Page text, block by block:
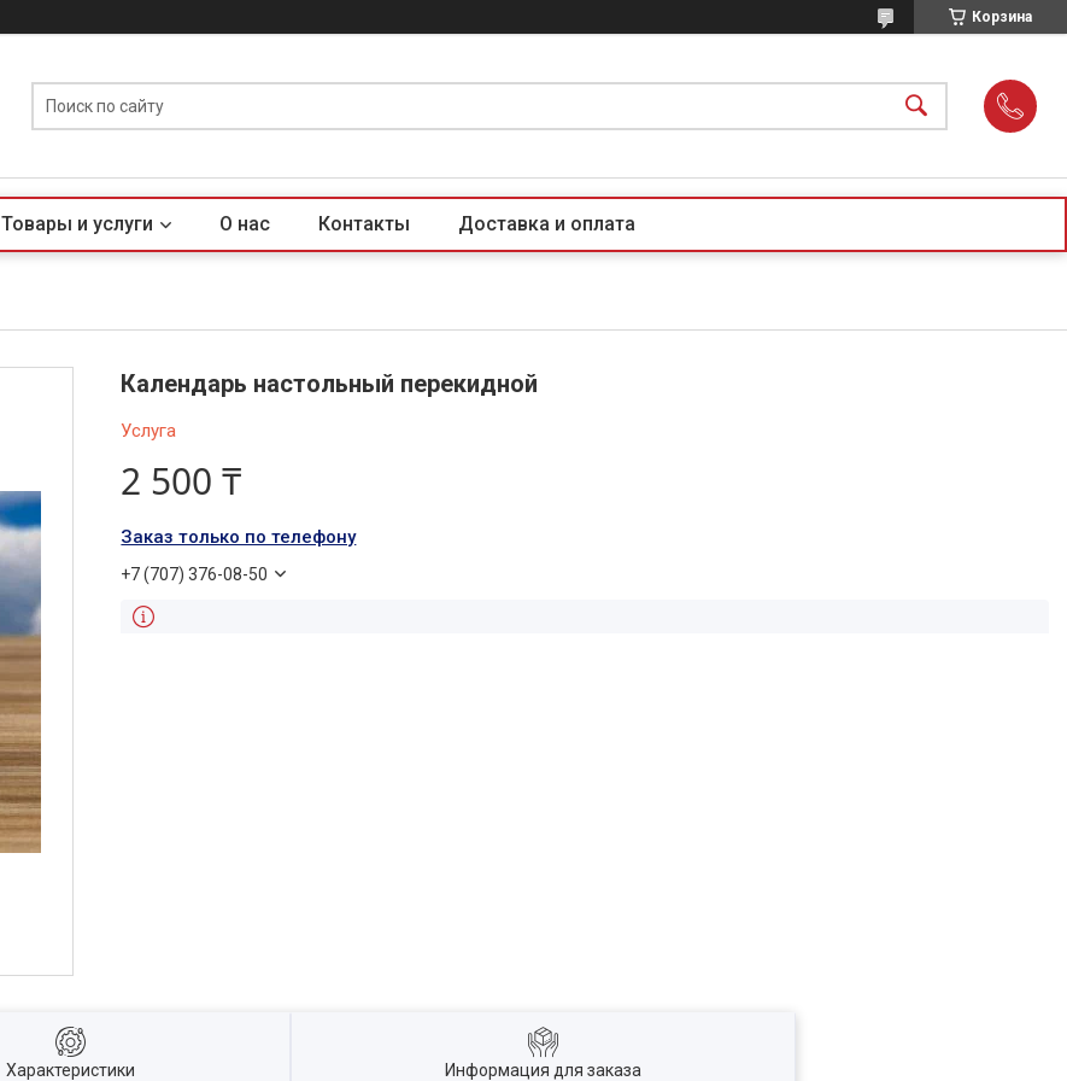
Корзина
Товары и услуги О нас Контакты Доставка и оплата
Календарь настольный перекидной
Услуга
2 500 ₸
Заказ только по телефону
+7 (707) 376-08-50
Характеристики Информация для заказа